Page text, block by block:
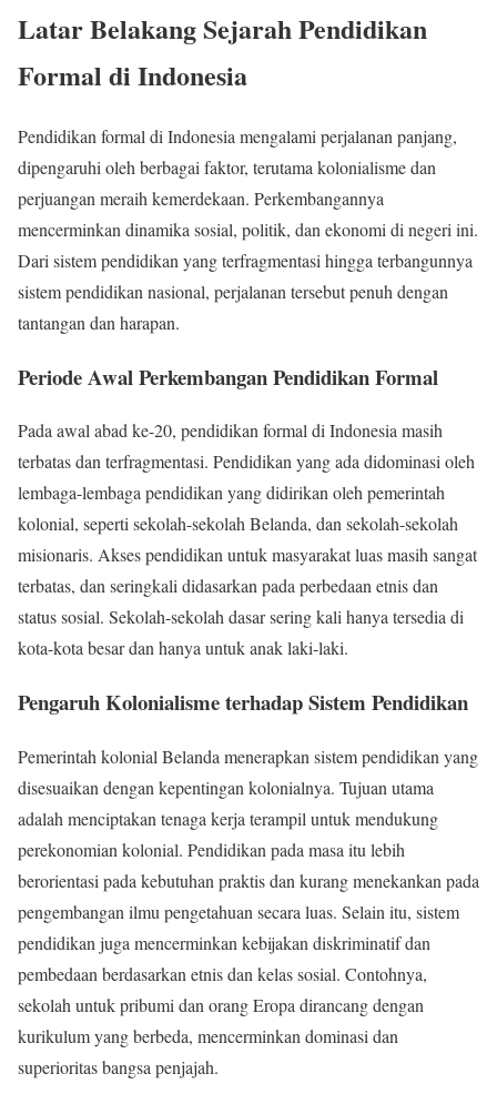
Latar Belakang Sejarah Pendidikan
Formal di Indonesia
Pendidikan formal di Indonesia mengalami perjalanan panjang,
dipengaruhi oleh berbagai faktor, terutama kolonialisme dan
perjuangan meraih kemerdekaan. Perkembangannya
mencerminkan dinamika sosial, politik, dan ekonomi di negeri ini.
Dari sistem pendidikan yang terfragmentasi hingga terbangunnya
sistem pendidikan nasional, perjalanan tersebut penuh dengan
tantangan dan harapan.
Periode Awal Perkembangan Pendidikan Formal
Pada awal abad ke-20, pendidikan formal di Indonesia masih
terbatas dan terfragmentasi. Pendidikan yang ada didominasi oleh
lembaga-lembaga pendidikan yang didirikan oleh pemerintah
kolonial, seperti sekolah-sekolah Belanda, dan sekolah-sekolah
misionaris. Akses pendidikan untuk masyarakat luas masih sangat
terbatas, dan seringkali didasarkan pada perbedaan etnis dan
status sosial. Sekolah-sekolah dasar sering kali hanya tersedia di
kota-kota besar dan hanya untuk anak laki-laki.
Pengaruh Kolonialisme terhadap Sistem Pendidikan
Pemerintah kolonial Belanda menerapkan sistem pendidikan yang
disesuaikan dengan kepentingan kolonialnya. Tujuan utama
adalah menciptakan tenaga kerja terampil untuk mendukung
perekonomian kolonial. Pendidikan pada masa itu lebih
berorientasi pada kebutuhan praktis dan kurang menekankan pada
pengembangan ilmu pengetahuan secara luas. Selain itu, sistem
pendidikan juga mencerminkan kebijakan diskriminatif dan
pembedaan berdasarkan etnis dan kelas sosial. Contohnya,
sekolah untuk pribumi dan orang Eropa dirancang dengan
kurikulum yang berbeda, mencerminkan dominasi dan
superioritas bangsa penjajah.